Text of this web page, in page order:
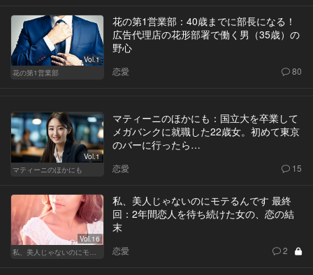
Vol.1
花の第1営業部
花の第1営業部：40歳までに部長になる！
広告代理店の花形部署で働く男（35歳）の
野心
恋愛 80
Vol.1
マティーニのほかにも
マティーニのほかにも：国立大を卒業して
メガバンクに就職した22歳女。初めて東京
のバーに行ったら…
恋愛 15
Vol.16
私、美人じゃないのにモテるんです。
私、美人じゃないのにモテるんです 最終
回：2年間恋人を待ち続けた女の、恋の結
末
恋愛 2